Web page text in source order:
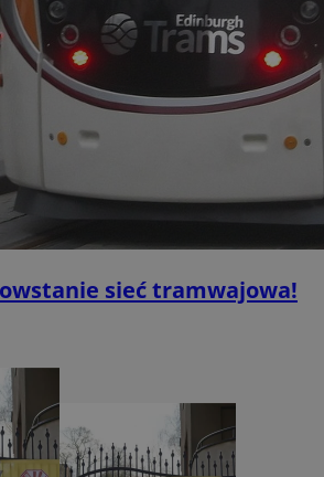
sieć tramwajowa!